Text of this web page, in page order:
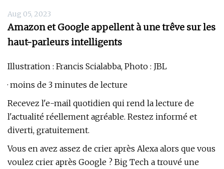
Aug 05, 2023
Amazon et Google appellent à une trêve sur les
haut-parleurs intelligents
Illustration : Francis Scialabba, Photo : JBL
· moins de 3 minutes de lecture
Recevez l'e-mail quotidien qui rend la lecture de
l'actualité réellement agréable. Restez informé et
diverti, gratuitement.
Vous en avez assez de crier après Alexa alors que vous
voulez crier après Google ? Big Tech a trouvé une